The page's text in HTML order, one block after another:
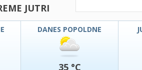
JUTRI
DANES POPOLDNE
35 °C